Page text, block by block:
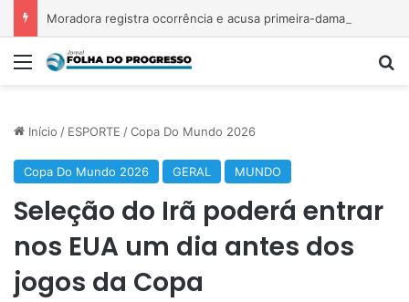
Menu
Início / ESPORTE /Copa Do Mundo 2026
Copa Do Mundo 2026 GERAL MUNDO
Seleção do Irã poderá entrar
nos EUA um dia antes dos
jogos da Copa